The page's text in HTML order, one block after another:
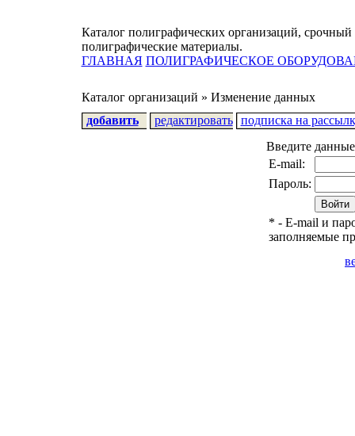
Каталог полиграфических организаций,
полиграфические материалы.
ГЛАВНАЯ ПОЛИГРАФИЧЕСКОЕ
Каталог организаций » Изменение данных
добавить
редактировать
подписка на
Введите
E-mail:
Пароль:
* - E-mail и
заполняемые